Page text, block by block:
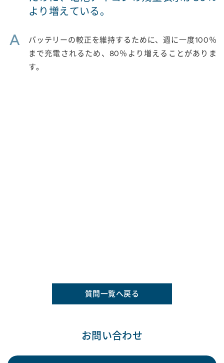
より増えている。
A
バッテリーの較正を維持するために、週に一度100％
まで充電されるため、80％より増えることがありま
す。
質問一覧へ戻る
お問い合わせ